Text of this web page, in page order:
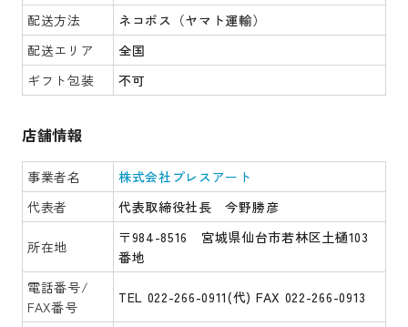
配送方法
ネコポス（ヤマト運輸）
配送エリア
全国
ギフト包装
不可
店舗情報
事業者名
株式会社プレスアート
代表者
代表取締役社長 今野勝彦
所在地
〒984-8516 宮城県仙台市若林区土樋103
番地
電話番号/
FAX番号
TEL 022-266-0911(代) FAX 022-266-0913